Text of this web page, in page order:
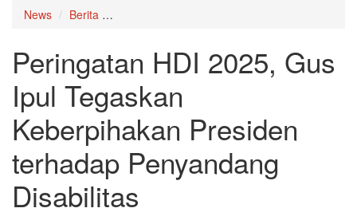
News Berita
Peringatan HDI 2025, Gus
Ipul Tegaskan
Keberpihakan Presiden
terhadap Penyandang
Disabilitas